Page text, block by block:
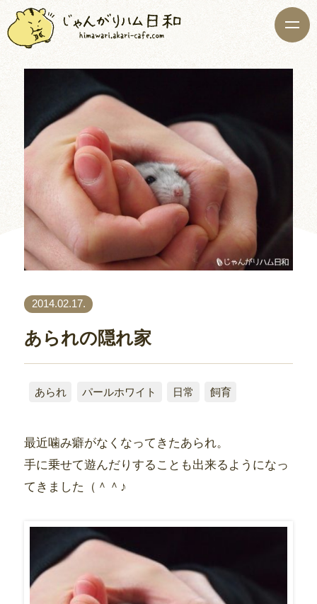
2014.02.17.
あられの隠れ家
あられ パールホワイト 日常 飼育
最近噛み癖がなくなってきたあられ。
手に乗せて遊んだりすることも出来るようになっ
てきました（＾＾♪